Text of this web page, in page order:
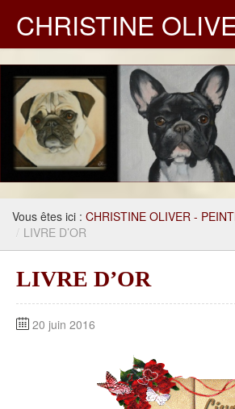
GALERIES DE PEINTURES
LIVRE D'OR
MES LIENS
Vous êtes ici : CHRISTINE OLIVER -
/ LIVRE D’OR
LIVRE D’OR
20 juin 2016